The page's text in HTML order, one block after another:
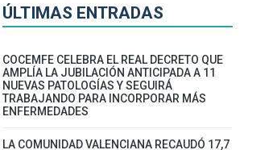
ÚLTIMAS ENTRADAS
COCEMFE CELEBRA EL REAL DECRETO QUE
AMPLÍA LA JUBILACIÓN ANTICIPADA A 11
NUEVAS PATOLOGÍAS Y SEGUIRÁ
TRABAJANDO PARA INCORPORAR MÁS
ENFERMEDADES
LA COMUNIDAD VALENCIANA RECAUDÓ 17,7